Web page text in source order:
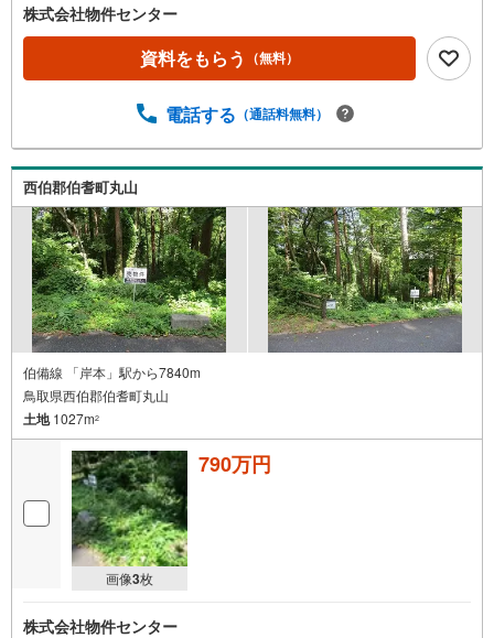
株式会社物件センター
資料をもらう （無料）
電話する （通話料無料）
西伯郡伯耆町丸山
伯備線 「岸本」駅から7840m
鳥取県西伯郡伯耆町丸山
土地1027m2
画像3枚
790万円
株式会社物件センター